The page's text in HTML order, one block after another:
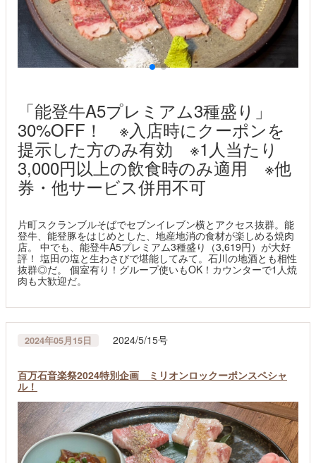
「能登牛A5プレミアム3種盛り」
30%OFF！ ※入店時にクーポンを
提示した方のみ有効 ※1人当たり
3,000円以上の飲食時のみ適用 ※他
券・他サービス併用不可
片町スクランブルそばでセブンイレブン横とアクセス抜群。能
登牛、能登豚をはじめとした、地産地消の食材が楽しめる焼肉
店。 中でも、能登牛A5プレミアム3種盛り（3,619円）が大好
評！ 塩田の塩と生わさびで堪能してみて。石川の地酒とも相性
抜群◎だ。 個室有り！グループ使いもOK！カウンターで1人焼
肉も大歓迎だ。
2024年05月15日 2024/5/15号
百万石音楽祭2024特別企画 ミリオンロックーポンスペシャ
ル！